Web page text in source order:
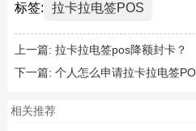
标签: 拉卡拉电签POS
上一篇: 拉卡拉电签pos降额封卡？
下一篇: 个人怎么申请拉卡拉电签
相关推荐